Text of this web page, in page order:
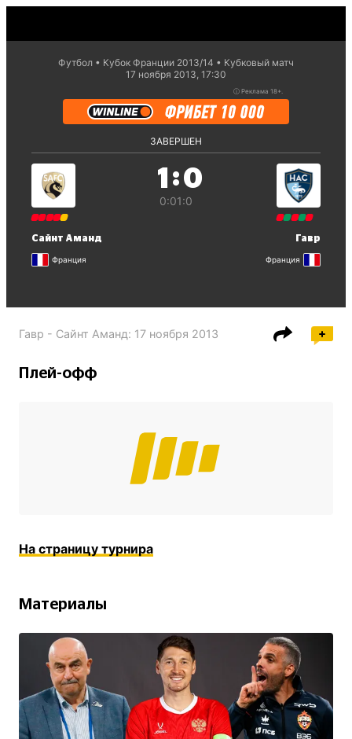
Футбол Кубок Франции 2013/14
Кубковый матч
17 ноября 2013, 17:30
ⓘ Реклама 18+.
ЗАВЕРШЕН
Сайнт Аманд
Франция
1 :0
0:01:0
Гавр
Франция
Гавр - Сайнт Аманд: 17 ноября 2013
Плей-офф
На страницу турнира
Материалы